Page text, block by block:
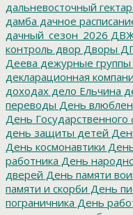
дальневосточный гектар
дамба дачное
дачный_сезон_2026
контроль двор Дворы
Деева дежурные группы
декларационная
доходах дело Ельчина
переводы День
День Государственного
день защиты детей
День космонавтики
работника День
дверей День памяти
памяти и скорби День
пограничника День